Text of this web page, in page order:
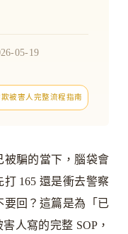
05-19
被害人完整流程指南
被騙的當下，腦袋會
165 還是衝去警察
要回？這篇是為「已
人寫的完整 SOP，